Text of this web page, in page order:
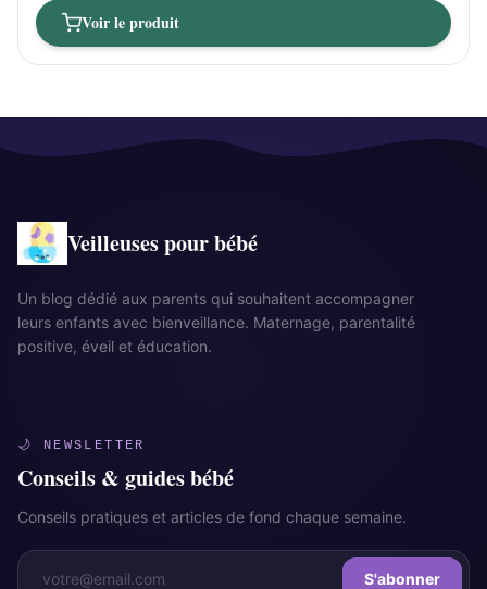
Voir le produit
Veilleuses pour bébé
Un blog dédié aux parents qui souhaitent accompagner
leurs enfants avec bienveillance. Maternage, parentalité
positive, éveil et éducation.
🌙 NEWSLETTER
Conseils & guides bébé
Conseils pratiques et articles de fond chaque semaine.
S'abonner